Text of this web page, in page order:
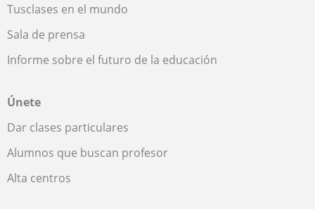
Tusclases en el mundo
Sala de prensa
Informe sobre el futuro de la educación
Únete
Dar clases particulares
Alumnos que buscan profesor
Alta centros